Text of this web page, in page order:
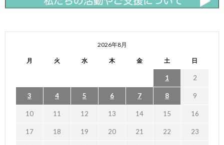
2026年8月
月 火 水 木 金 土 日
1 2
3 4 5 6 7 8 9
10 11 12 13 14 15 16
17 18 19 20 21 22 23